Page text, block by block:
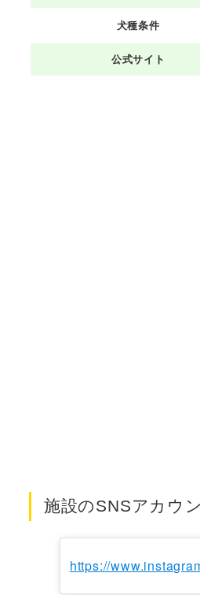
犬種条件
公式サイト
施設のSNSアカウ
https://